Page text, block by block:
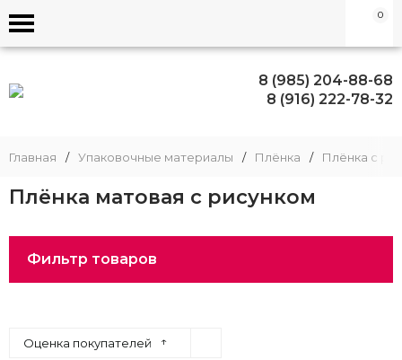
0
8 (985) 204-88-68
8 (916) 222-78-32
Главная / Упаковочные материалы / Плёнка / Плёнка с
Плёнка матовая с рисунком
Фильтр товаров
Оценка покупателей ↑